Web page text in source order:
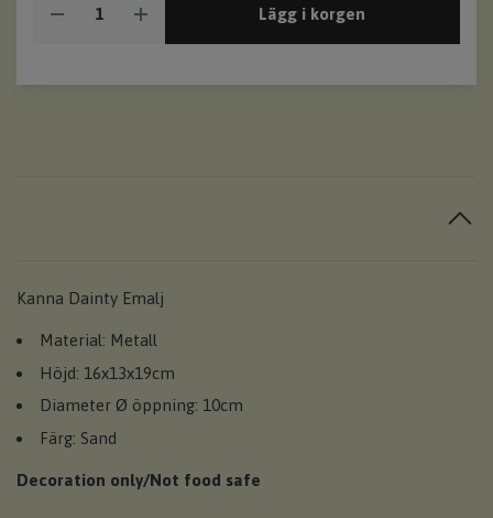
Lägg i korgen
Kanna Dainty Emalj
Material: Metall
Höjd: 16x13x19cm
Diameter Ø öppning: 10cm
Färg: Sand
Decoration only/Not food safe